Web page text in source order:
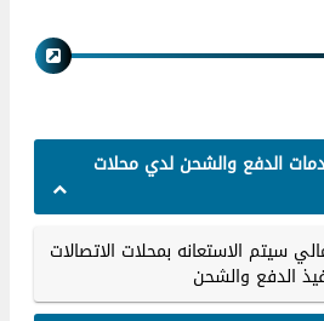
الدفع والشحن لدي محلات
سيتم الاستعانه بمحلات الاتصالات
الدفع والشحن